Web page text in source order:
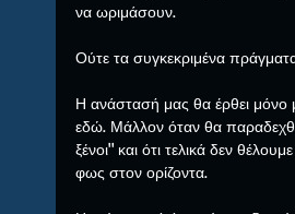
να ωριμάσουν.
Ούτε τα συγκεκριμένα
Η ανάστασή μας θα έρθει
εδώ. Μάλλον όταν θα
ξένοι" και ότι τελικά δεν
φως στον ορίζοντα.